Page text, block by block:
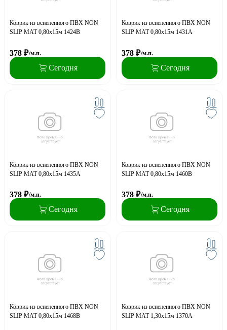
Коврик из вспененного ПВХ NON
SLIP MAT 0,80х15м 1424B
378 ₽/м.п.
Сегодня
Коврик из вспененного ПВХ NON
SLIP MAT 0,80х15м 1431A
378 ₽/м.п.
Сегодня
Коврик из вспененного ПВХ NON
SLIP MAT 0,80х15м 1435A
378 ₽/м.п.
Сегодня
Коврик из вспененного ПВХ NON
SLIP MAT 0,80х15м 1460B
378 ₽/м.п.
Сегодня
Коврик из вспененного ПВХ NON
SLIP MAT 0,80х15м 1468B
Коврик из вспененного ПВХ NON
SLIP MAT 1,30х15м 1370A